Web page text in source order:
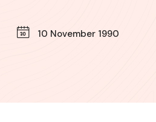
10 November 1990